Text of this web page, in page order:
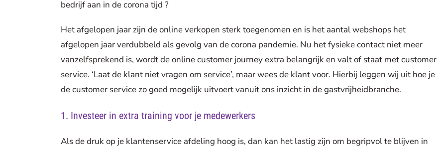
bedrijf aan in de corona tijd ?
Het afgelopen jaar zijn de online verkopen sterk toegenomen en is het aantal webshops het
afgelopen jaar verdubbeld als gevolg van de corona pandemie. Nu het fysieke contact niet meer
vanzelfsprekend is, wordt de online customer journey extra belangrijk en valt of staat met customer
service. ‘Laat de klant niet vragen om service’, maar wees de klant voor. Hierbij leggen wij uit hoe je
de customer service zo goed mogelijk uitvoert vanuit ons inzicht in de gastvrijheidbranche.
1. Investeer in extra training voor je medewerkers
Als de druk op je klantenservice afdeling hoog is, dan kan het lastig zijn om begripvol te blijven in